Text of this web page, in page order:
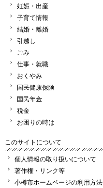
妊娠・出産
子育て情報
結婚・離婚
引越し
ごみ
仕事・就職
おくやみ
国民健康保険
国民年金
税金
お困りの時は
このサイトについて
個人情報の取り扱いについて
著作権・リンク等
小樽市ホームページの利用方法